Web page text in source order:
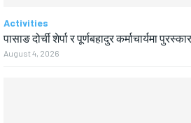
Activities
पासाङ दोर्ची शेर्पा र पूर्णबहादुर कर्माचार्यमा
August 4, 2026